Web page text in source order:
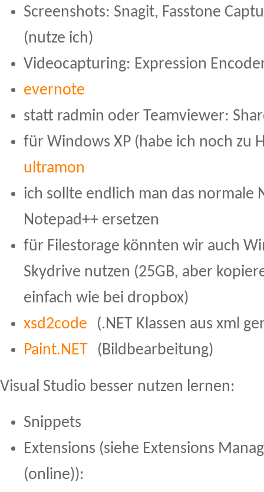
Screenshots: Snagit, Fasstone
(nutze ich)
Videocapturing: Expression
evernote
statt radmin oder Teamviewer:
für Windows XP (habe ich noch zu
ultramon
ich sollte endlich man das normale
Notepad++ ersetzen
für Filestorage könnten wir auch
Skydrive nutzen (25GB, aber
einfach wie bei dropbox)
xsd2code
(.NET Klassen aus xml
Paint.NET
(Bildbearbeitung)
Visual Studio besser nutzen lernen:
Snippets
Extensions (siehe Extensions
(online)):